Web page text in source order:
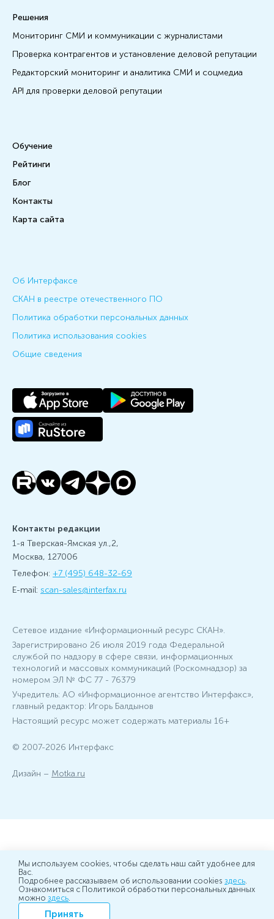
Решения
Мониторинг СМИ и коммуникации с журналистами
Проверка контрагентов и установление деловой репутации
Редакторский мониторинг и аналитика СМИ и соцмедиа
API для проверки деловой репутации
Обучение
Рейтинги
Блог
Контакты
Карта сайта
Об Интерфаксе
СКАН в реестре отечественного ПО
Политика обработки персональных данных
Политика использования cookies
Общие сведения
Сетевое издание «Информационный ресурс СКАН».
Зарегистрировано 26 июля 2019 года Федеральной
службой по надзору в сфере связи, информационных
технологий и массовых коммуникаций (Роскомнадзор) за
номером ЭЛ № ФС 77 - 76379
Учредитель: АО «Информационное агентство Интерфакс»,
главный редактор: Игорь Балдынов
Настоящий ресурс может содержать материалы 16+
© 2007-2026 Интерфакс
Дизайн – Motka.ru
Контакты редакции
1-я Тверская-Ямская ул.,2,
Москва, 127006
Телефон: +7 (495) 648-32-69
E-mail: scan-sales@interfax.ru
Мы используем cookies, чтобы сделать наш сайт удобнее для
Вас.
Подробнее рассказываем об использовании cookies здесь.
Ознакомиться с Политикой обработки персональных данных
можно здесь.
Принять